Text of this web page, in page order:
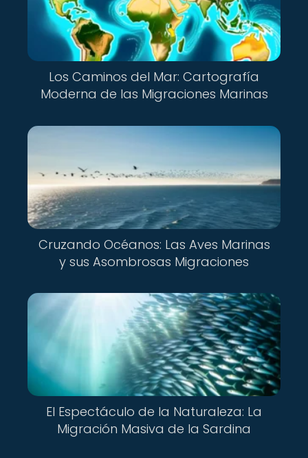
Los Caminos del Mar: Cartografía
Moderna de las Migraciones Marinas
Cruzando Océanos: Las Aves Marinas
y sus Asombrosas Migraciones
El Espectáculo de la Naturaleza: La
Migración Masiva de la Sardina